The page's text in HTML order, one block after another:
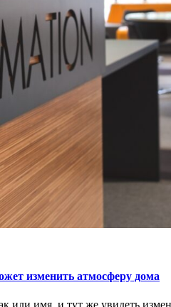
изменить атмосферу дома
или имя, и тут же увидеть